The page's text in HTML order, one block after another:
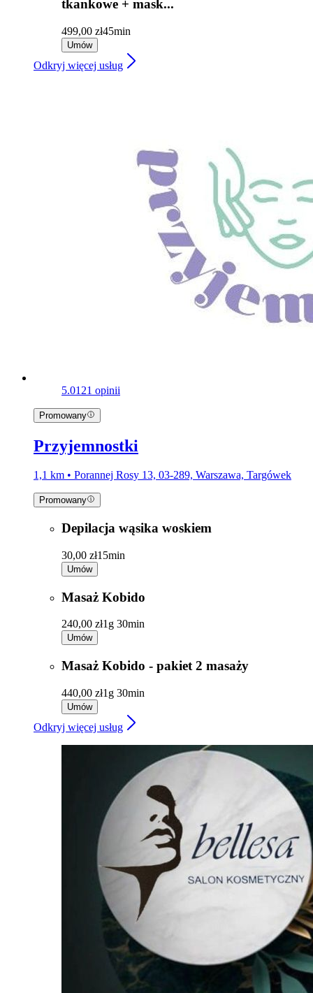
tkankowe + mask...
499,00 zł45min
Umów
Odkryj więcej usług
5.0121 opinii
Promowany
Przyjemnostki
1,1 km • Porannej Rosy 13, 03-289, Warszawa, Targówek
Promowany
Depilacja wąsika woskiem
30,00 zł15min
Umów
Masaż Kobido
240,00 zł1g 30min
Umów
Masaż Kobido - pakiet 2 masaży
440,00 zł1g 30min
Umów
Odkryj więcej usług